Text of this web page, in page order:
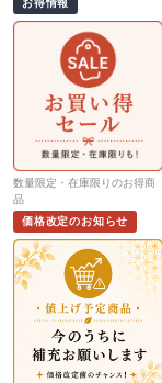
数量限定・在庫限りのお得商
品
価格改定のお知らせ